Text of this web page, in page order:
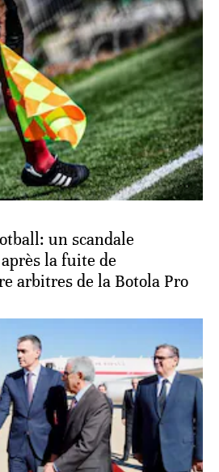
un scandale
la fuite de
arbitres de la Botola Pro